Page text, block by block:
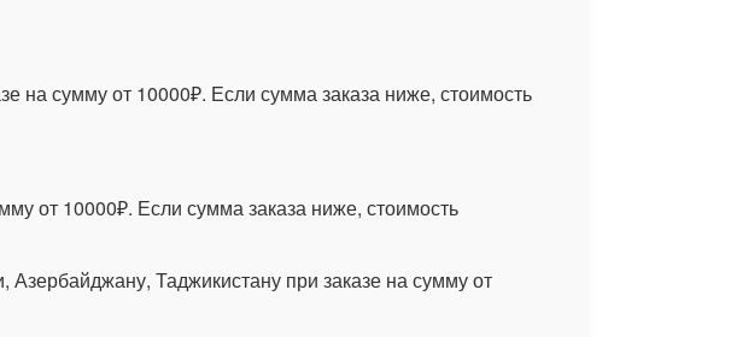
на сумму от 10000₽. Если сумма заказа ниже, стоимость
от 10000₽. Если сумма заказа ниже, стоимость
Азербайджану, Таджикистану при заказе на сумму от